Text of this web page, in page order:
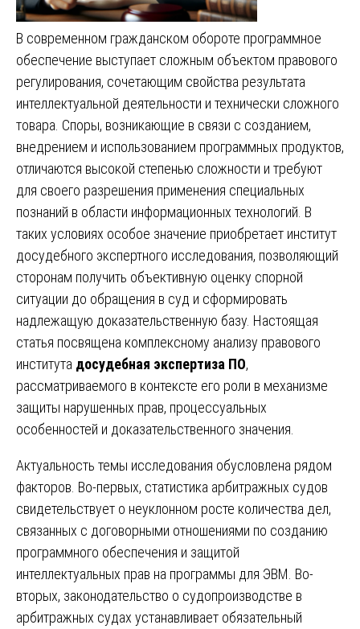
В современном гражданском обороте программное
обеспечение выступает сложным объектом правового
регулирования, сочетающим свойства результата
интеллектуальной деятельности и технически сложного
товара. Споры, возникающие в связи с созданием,
внедрением и использованием программных продуктов,
отличаются высокой степенью сложности и требуют
для своего разрешения применения специальных
познаний в области информационных технологий. В
таких условиях особое значение приобретает институт
досудебного экспертного исследования, позволяющий
сторонам получить объективную оценку спорной
ситуации до обращения в суд и сформировать
надлежащую доказательственную базу. Настоящая
статья посвящена комплексному анализу правового
института досудебная экспертиза ПО,
рассматриваемого в контексте его роли в механизме
защиты нарушенных прав, процессуальных
особенностей и доказательственного значения.
Актуальность темы исследования обусловлена рядом
факторов. Во-первых, статистика арбитражных судов
свидетельствует о неуклонном росте количества дел,
связанных с договорными отношениями по созданию
программного обеспечения и защитой
интеллектуальных прав на программы для ЭВМ. Во-
вторых, законодательство о судопроизводстве в
арбитражных судах устанавливает обязательный